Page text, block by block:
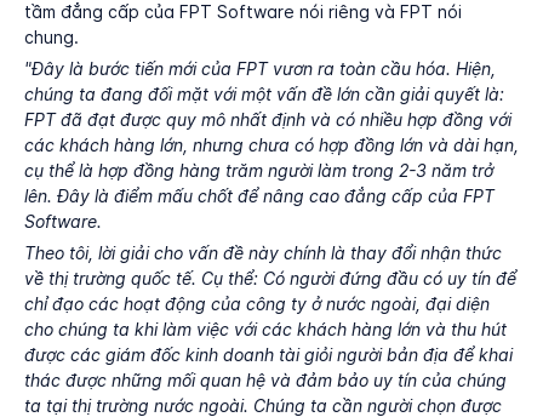
tầm đẳng cấp của FPT Software nói riêng và FPT nói
chung.
"Đây là bước tiến mới của FPT vươn ra toàn cầu hóa. Hiện,
chúng ta đang đối mặt với một vấn đề lớn cần giải quyết là:
FPT đã đạt được quy mô nhất định và có nhiều hợp đồng với
các khách hàng lớn, nhưng chưa có hợp đồng lớn và dài hạn,
cụ thể là hợp đồng hàng trăm người làm trong 2-3 năm trở
lên. Đây là điểm mấu chốt để nâng cao đẳng cấp của FPT
Software.
Theo tôi, lời giải cho vấn đề này chính là thay đổi nhận thức
về thị trường quốc tế. Cụ thể: Có người đứng đầu có uy tín để
chỉ đạo các hoạt động của công ty ở nước ngoài, đại diện
cho chúng ta khi làm việc với các khách hàng lớn và thu hút
được các giám đốc kinh doanh tài giỏi người bản địa để khai
thác được những mối quan hệ và đảm bảo uy tín của chúng
ta tại thị trường nước ngoài. Chúng ta cần người chọn được